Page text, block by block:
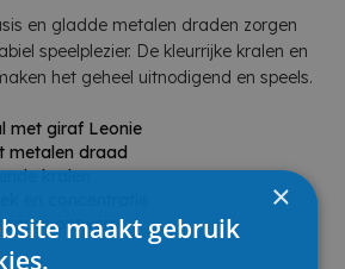
en gladde metalen draden zorgen
speelplezier. De kleurrijke kralen en
het geheel uitnodigend en speels.
met giraf Leonie
metalen draad
kralen
ontwerp
×
maakt gebruik